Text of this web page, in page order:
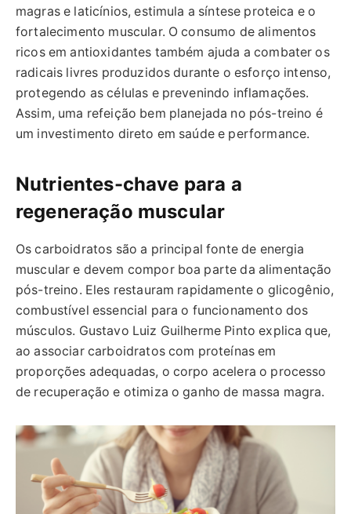
magras e laticínios, estimula a síntese proteica e o
fortalecimento muscular. O consumo de alimentos
ricos em antioxidantes também ajuda a combater os
radicais livres produzidos durante o esforço intenso,
protegendo as células e prevenindo inflamações.
Assim, uma refeição bem planejada no pós-treino é
um investimento direto em saúde e performance.
Nutrientes-chave para a
regeneração muscular
Os carboidratos são a principal fonte de energia
muscular e devem compor boa parte da alimentação
pós-treino. Eles restauram rapidamente o glicogênio,
combustível essencial para o funcionamento dos
músculos. Gustavo Luiz Guilherme Pinto explica que,
ao associar carboidratos com proteínas em
proporções adequadas, o corpo acelera o processo
de recuperação e otimiza o ganho de massa magra.